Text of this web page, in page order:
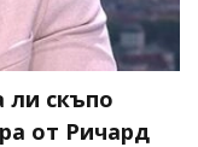
ли скъпо
от Ричард